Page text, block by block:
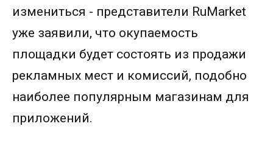
измениться - представители RuMarket
уже заявили, что окупаемость
площадки будет состоять из продажи
рекламных мест и комиссий, подобно
наиболее популярным магазинам для
приложений.